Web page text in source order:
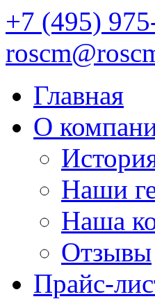
+7 (495)
Главная
О
Наши
Наша
Отзывы
Прайс-